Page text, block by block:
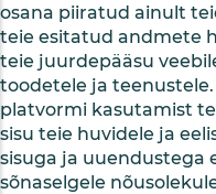
osana piiratud ainult
teie esitatud andmete
teie juurdepääsu
toodetele ja
platvormi kasutamist
sisu teie huvidele ja
sisuga ja uuendustega
sõnaselgele